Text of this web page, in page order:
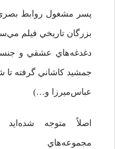
پسر مشغول روابط
بزرگان تاريخي فيلم
دغدغه‌هاي عشقي و
جمشيد كاشاني گرفته تا
عباس‌ميرزا و…)
اصلاً متوجه
مجموعه‌هاي